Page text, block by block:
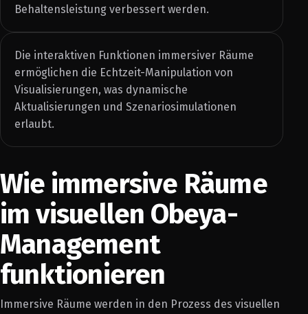
Behaltensleistung verbessert werden.
Die interaktiven Funktionen immersiver Räume
ermöglichen die Echtzeit-Manipulation von
Visualisierungen, was dynamische
Aktualisierungen und Szenariosimulationen
erlaubt.
Wie immersive Räume
im visuellen Obeya-
Management
funktionieren
Immersive Räume werden in den Prozess des visuellen